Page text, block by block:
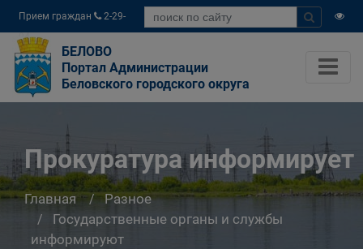
Прием граждан
2-29-
04
БЕЛОВО
Портал Администрации
Беловского городского округа
Прокуратура информирует
Главная
Разное
Государственные органы и службы
информируют